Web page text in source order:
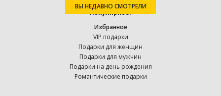
Популярное:
Избранное
VIP подарки
Подарки для женщин
Подарки для мужчин
Подарки на день рождения
Романтические подарки
ВЫ НЕДАВНО СМОТРЕЛИ